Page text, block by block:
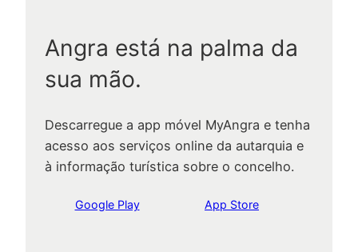
Angra está na palma da
sua mão.
Descarregue a app móvel MyAngra e tenha
acesso aos serviços online da autarquia e
à informação turística sobre o concelho.
Google Play App Store